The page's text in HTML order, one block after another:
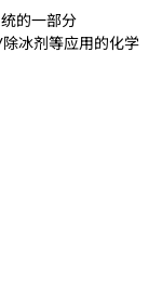
的一部分
冰剂等应用的化学